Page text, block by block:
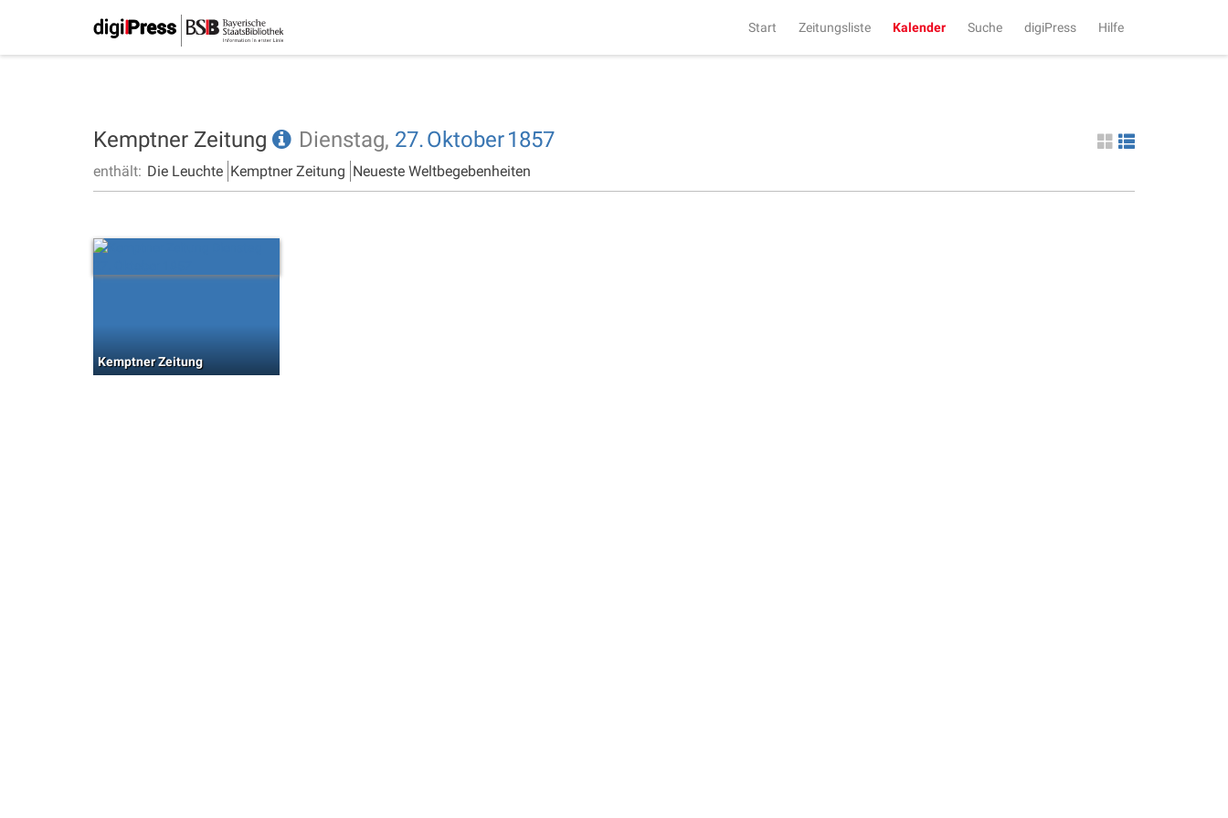
Start Zeitungsliste Kalender Suche digiPress Hilfe
Kemptner Zeitung Dienstag, 27.Oktober1857
enthält: Die Leuchte Kemptner Zeitung Neueste Weltbegebenheiten
Kemptner Zeitung